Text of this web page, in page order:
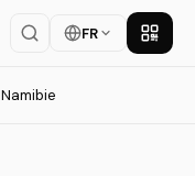
FR
Namibie